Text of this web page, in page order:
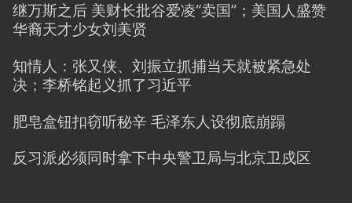
继万斯之后 美财长批谷爱凌“卖国”；美国人盛赞
华裔天才少女刘美贤
知情人：张又侠、刘振立抓捕当天就被紧急处
决；李桥铭起义抓了习近平
肥皂盒钮扣窃听秘辛 毛泽东人设彻底崩蹋
反习派必须同时拿下中央警卫局与北京卫戍区